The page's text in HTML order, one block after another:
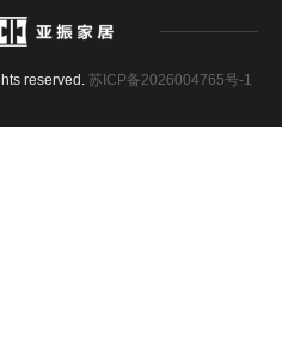
reserved. 苏ICP备2026004765号-1